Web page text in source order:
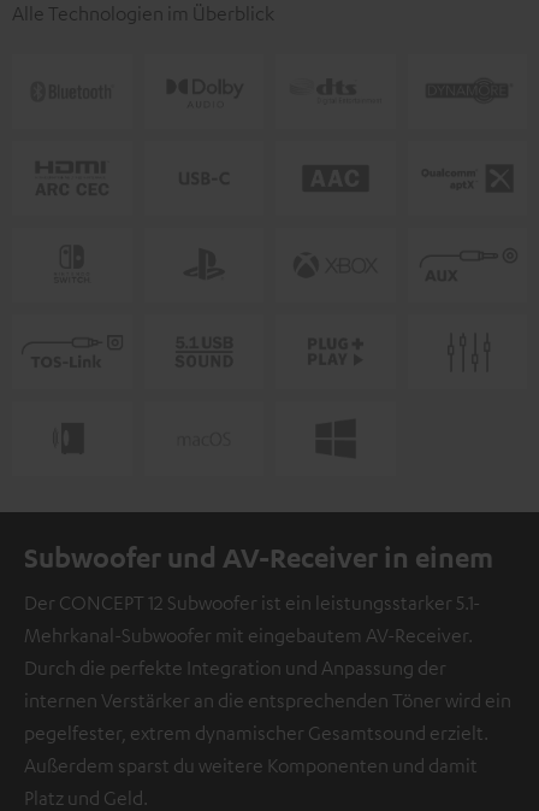
Alle Technologien im Überblick
Subwoofer und AV-Receiver in einem
Der CONCEPT 12 Subwoofer ist ein leistungsstarker 5.1-
Mehrkanal-Subwoofer mit eingebautem AV-Receiver.
Durch die perfekte Integration und Anpassung der
internen Verstärker an die entsprechenden Töner wird ein
pegelfester, extrem dynamischer Gesamtsound erzielt.
Außerdem sparst du weitere Komponenten und damit
Platz und Geld.